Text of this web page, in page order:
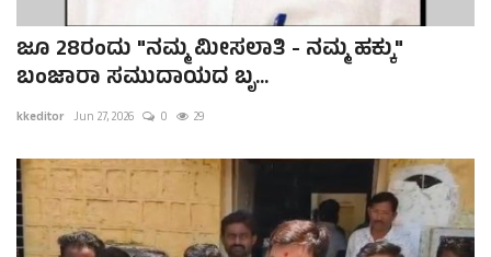
ಜೂ 28ರಂದು "ನಮ್ಮ ಮೀಸಲಾತಿ - ನಮ್ಮ ಹಕ್ಕು"
ಬಂಜಾರಾ ಸಮುದಾಯದ ಬೃ...
kkeditor Jun 27, 2026 0 29